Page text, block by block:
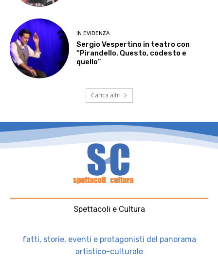
IN EVIDENZA
Sergio Vespertino in teatro con
“Pirandello. Questo, codesto e
quello”
Carica altri
Spettacoli e Cultura
fatti, storie, eventi e protagonisti del panorama
artistico-culturale